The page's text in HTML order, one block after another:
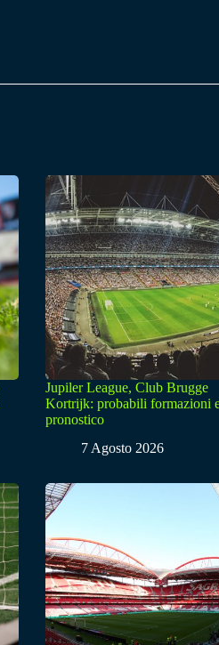
Jupiler League, Club Brugge
Kortrijk: probabili formazioni
pronostico
7 Agosto 2026